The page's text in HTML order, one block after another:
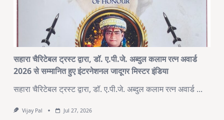
सहारा चैरिटेबल ट्रस्ट द्वारा, डॉ. ए.पी.जे. अब्दुल कलाम रत्न अवार्ड
2026 से सम्मानित हुए इंटरनेशनल जादूगर मिस्टर इंडिया
सहारा चैरिटेबल ट्रस्ट द्वारा, डॉ. ए.पी.जे. अब्दुल कलाम रत्न अवार्ड ...
Vijay Pal Jul 27, 2026